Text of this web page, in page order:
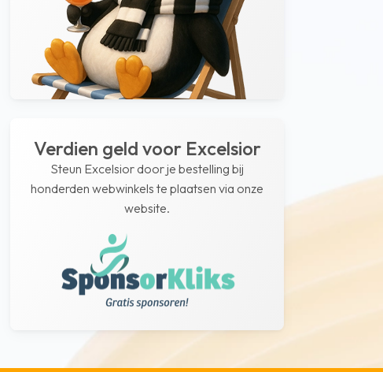
Verdien geld voor Excelsior
Steun Excelsior door je bestelling bij
honderden webwinkels te plaatsen via onze
website.